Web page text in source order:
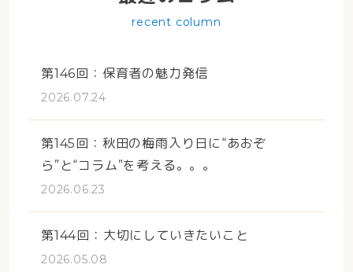
recent column
第146回：保育者の魅力発信
2026.07.24
第145回：秋田の梅雨入り日に“あおぞ
ら”と“コラム”を考える。。。
2026.06.23
第144回：大切にしていきたいこと
2026.05.08